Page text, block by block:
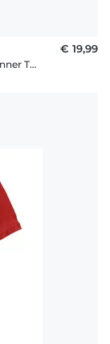
Pixar - Moana - Gruppe Made For The Ocean - Männer T-Shirt
€ 19,99